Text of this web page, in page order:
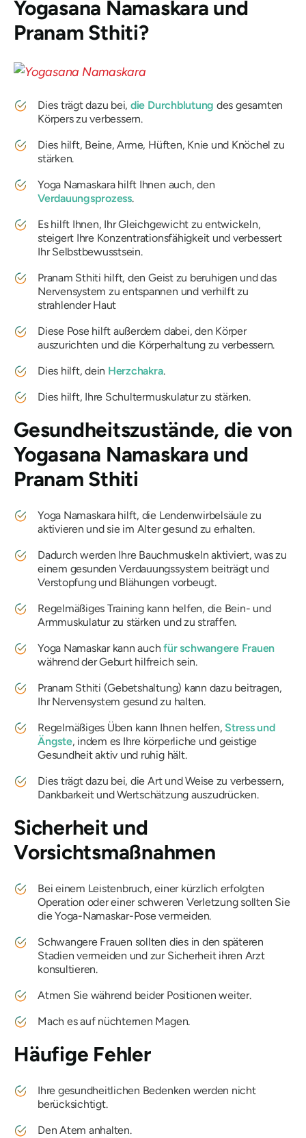
Yogasana Namaskara und
Pranam Sthiti?
Dies trägt dazu bei, die Durchblutung des gesamten
Körpers zu verbessern.
Dies hilft, Beine, Arme, Hüften, Knie und Knöchel zu
stärken.
Yoga Namaskara hilft Ihnen auch, den
Verdauungsprozess.
Es hilft Ihnen, Ihr Gleichgewicht zu entwickeln,
steigert Ihre Konzentrationsfähigkeit und verbessert
Ihr Selbstbewusstsein.
Pranam Sthiti hilft, den Geist zu beruhigen und das
Nervensystem zu entspannen und verhilft zu
strahlender Haut
Diese Pose hilft außerdem dabei, den Körper
auszurichten und die Körperhaltung zu verbessern.
Dies hilft, dein Herzchakra.
Dies hilft, Ihre Schultermuskulatur zu stärken.
Gesundheitszustände, die von
Yogasana Namaskara und
Pranam Sthiti
Yoga Namaskara hilft, die Lendenwirbelsäule zu
aktivieren und sie im Alter gesund zu erhalten.
Dadurch werden Ihre Bauchmuskeln aktiviert, was zu
einem gesunden Verdauungssystem beiträgt und
Verstopfung und Blähungen vorbeugt.
Regelmäßiges Training kann helfen, die Bein- und
Armmuskulatur zu stärken und zu straffen.
Yoga Namaskar kann auchfür schwangere Frauen
während der Geburt hilfreich sein.
Pranam Sthiti (Gebetshaltung) kann dazu beitragen,
Ihr Nervensystem gesund zu halten.
Regelmäßiges Üben kann Ihnen helfen, Stress und
Ängste, indem es Ihre körperliche und geistige
Gesundheit aktiv und ruhig hält.
Dies trägt dazu bei, die Art und Weise zu verbessern,
Dankbarkeit und Wertschätzung auszudrücken.
Sicherheit und
Vorsichtsmaßnahmen
Bei einem Leistenbruch, einer kürzlich erfolgten
Operation oder einer schweren Verletzung sollten Sie
die Yoga-Namaskar-Pose vermeiden.
Schwangere Frauen sollten dies in den späteren
Stadien vermeiden und zur Sicherheit ihren Arzt
konsultieren.
Atmen Sie während beider Positionen weiter.
Mach es auf nüchternen Magen.
Häufige Fehler
Ihre gesundheitlichen Bedenken werden nicht
berücksichtigt.
Den Atem anhalten.